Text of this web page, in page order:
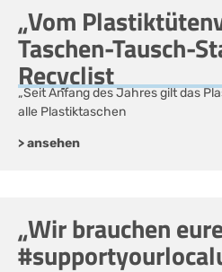
„Vom
Taschen-Tausch-
Recyclist
„Seit Anfang des Jahres gilt das
alle Plastiktaschen
> ansehen
„Wir brauchen